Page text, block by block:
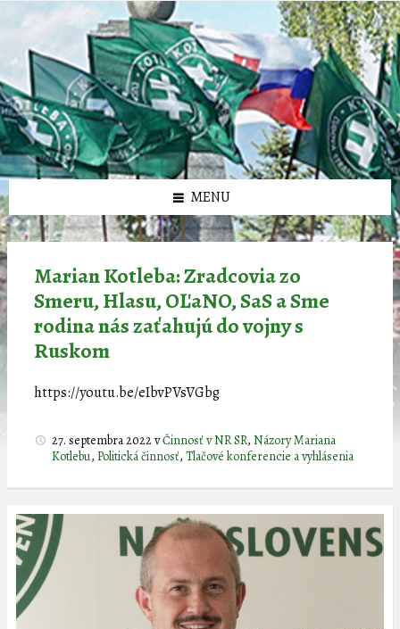
олимп казино
Preskočiť
Preskočiť
panel
Preskočiť
panel
Preskočiť
MENU
Marian Kotleba: Zradcovia zo
Smeru, Hlasu, OĽaNO, SaS a Sme
rodina nás zaťahujú do vojny s
Ruskom
https://youtu.be/eIbvPVsVGbg
27. septembra 2022vČinnosť v NR SR, Názory Mariana
Kotlebu, Politická činnosť, Tlačové konferencie a vyhlásenia